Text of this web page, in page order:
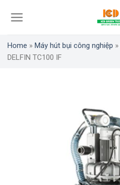
Home » Máy hút bụi công nghiệp »
DELFIN TC100 IF